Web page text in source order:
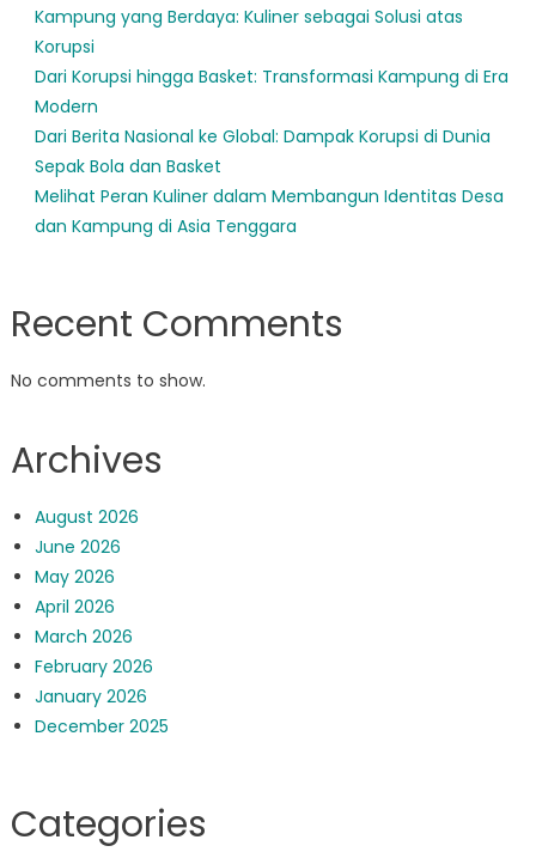
Kampung yang Berdaya: Kuliner sebagai Solusi atas
Korupsi
Dari Korupsi hingga Basket: Transformasi Kampung di Era
Modern
Dari Berita Nasional ke Global: Dampak Korupsi di Dunia
Sepak Bola dan Basket
Melihat Peran Kuliner dalam Membangun Identitas Desa
dan Kampung di Asia Tenggara
Recent Comments
No comments to show.
Archives
August 2026
June 2026
May 2026
April 2026
March 2026
February 2026
January 2026
December 2025
Categories